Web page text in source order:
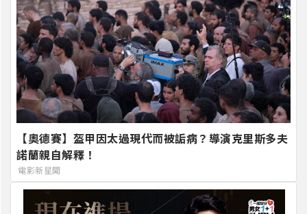
【奧德賽】盔甲因太過現代而被詬病？導演克里斯多夫
諾蘭親自解釋！
電影新星聞